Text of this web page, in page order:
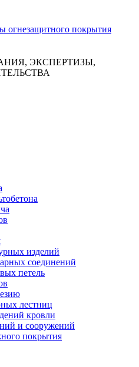
огнезащитного покрытия
ЭКСПЕРТИЗЫ,
изделий
соединений
петель
лестниц
кровли
и сооружений
покрытия